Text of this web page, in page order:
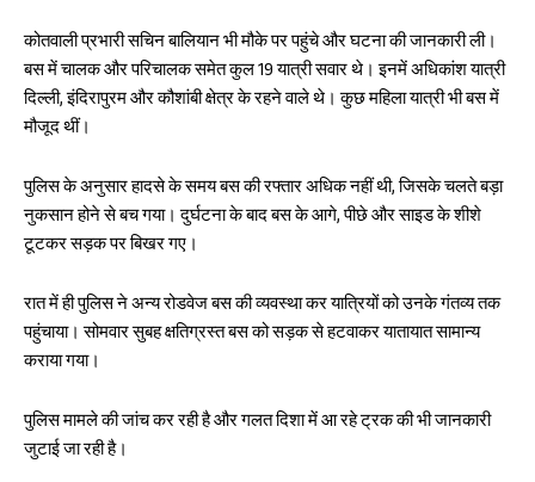
कोतवाली प्रभारी सचिन बालियान भी मौके पर पहुंचे और घटना की जानकारी ली।
बस में चालक और परिचालक समेत कुल 19 यात्री सवार थे। इनमें अधिकांश यात्री
दिल्ली, इंदिरापुरम और कौशांबी क्षेत्र के रहने वाले थे। कुछ महिला यात्री भी बस में
मौजूद थीं।
पुलिस के अनुसार हादसे के समय बस की रफ्तार अधिक नहीं थी, जिसके चलते बड़ा
नुकसान होने से बच गया। दुर्घटना के बाद बस के आगे, पीछे और साइड के शीशे
टूटकर सड़क पर बिखर गए।
रात में ही पुलिस ने अन्य रोडवेज बस की व्यवस्था कर यात्रियों को उनके गंतव्य तक
पहुंचाया। सोमवार सुबह क्षतिग्रस्त बस को सड़क से हटवाकर यातायात सामान्य
कराया गया।
पुलिस मामले की जांच कर रही है और गलत दिशा में आ रहे ट्रक की भी जानकारी
जुटाई जा रही है।